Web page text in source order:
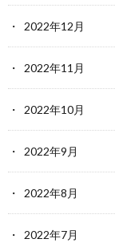
2022年12月
2022年11月
2022年10月
2022年9月
2022年8月
2022年7月